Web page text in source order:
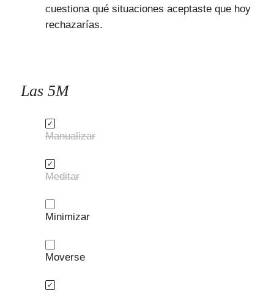
cuestiona qué situaciones aceptaste que hoy
rechazarías.
Las 5M
Manualizar
Meditar
Minimizar
Moverse